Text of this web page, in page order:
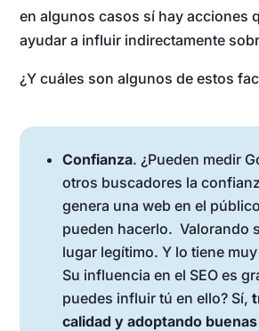
en algunos casos sí hay acciones
ayudar a influir indirectamente
¿Y cuáles son algunos de estos
Confianza. ¿Pueden medir
otros buscadores la
genera una web en el
pueden hacerlo. Valorando
lugar legítimo. Y lo tiene
Su influencia en el SEO es
puedes influir tú en ello? Sí,
calidad y adoptando